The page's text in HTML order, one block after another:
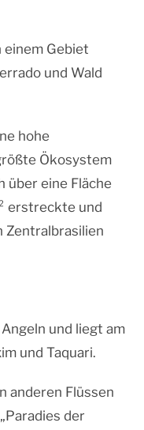
einem Gebiet
und Wald
hohe
Ökosystem
über eine Fläche
erstreckte und
Zentralbrasilien
und liegt am
und Taquari.
anderen Flüssen
der